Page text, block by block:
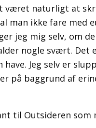
været naturligt at
man ikke fare med
jeg mig selv, om
nogle svært.
Jeg selv er
på baggrund af
til Outsideren som